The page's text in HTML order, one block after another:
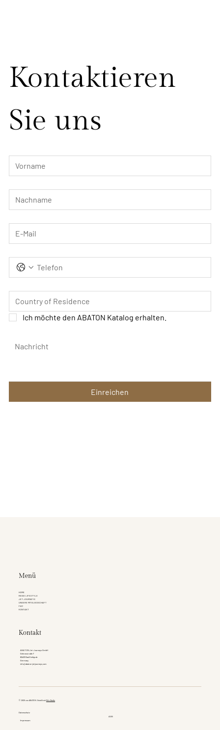
Kontaktieren
Sie uns
Ich möchte den ABATON Katalog erhalten.
Einreichen
Menü
HOME
REISE LIFESTYLE
JET JOURNEYS
UNSERE MITGLIEDSCHAFT
FAQ
KONTAKT
Kontakt
ABATON Jet Journeys GmbH
Gehrenstraße 7
82433 Bad Kohlgrub
Germany
info@abaton-jetjourneys.com
© 2025 von ABATON. Erstellt mitWix Studio
Datenschutz
AGB
Impressum